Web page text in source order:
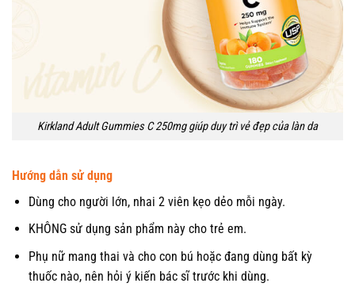
Kirkland Adult Gummies C 250mg giúp duy trì vẻ đẹp của làn da
Hướng dẫn sử dụng
Dùng cho người lớn, nhai 2 viên kẹo dẻo mỗi ngày.
KHÔNG sử dụng sản phẩm này cho trẻ em.
Phụ nữ mang thai và cho con bú hoặc đang dùng bất kỳ
thuốc nào, nên hỏi ý kiến bác sĩ trước khi dùng.